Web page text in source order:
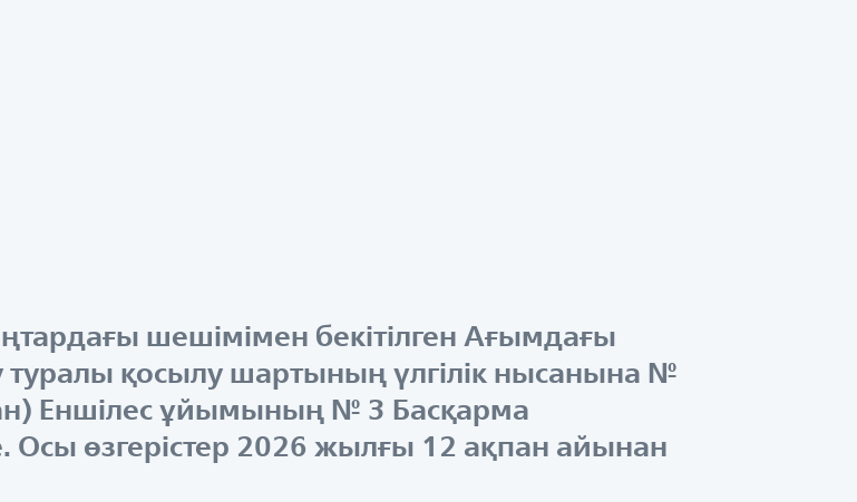
шешімімен бекітілген Ағымдағы
қосылу шартының үлгілік нысанына №
Еншілес ұйымының № 3 Басқарма
өзгерістер 2026 жылғы 12 ақпан айынан